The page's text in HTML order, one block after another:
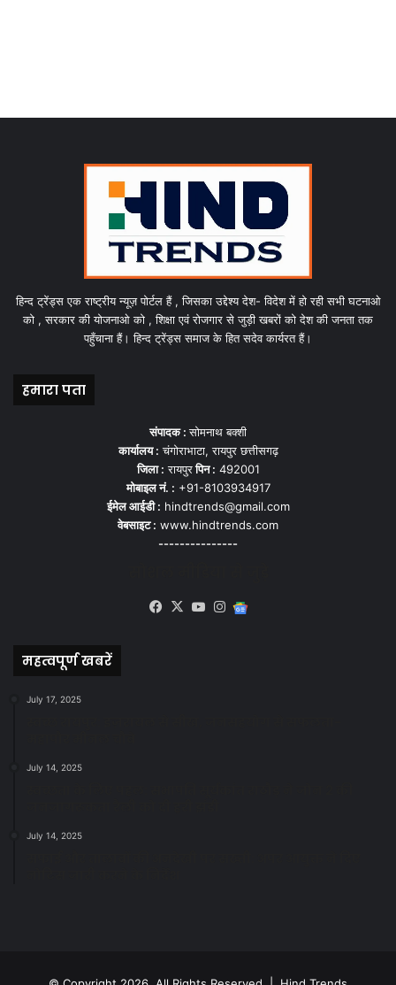
हिन्द ट्रेंड्स एक राष्ट्रीय न्यूज़ पोर्टल हैं , जिसका उद्देश्य देश- विदेश में हो रही सभी घटनाओ
को , सरकार की योजनाओ को , शिक्षा एवं रोजगार से जुड़ी खबरों को देश की जनता तक
पहुँचाना हैं। हिन्द ट्रेंड्स समाज के हित सदेव कार्यरत हैं।
हमारा पता
संपादक :सोमनाथ बक्शी
कार्यालय : चंगोराभाटा, रायपुर छत्तीसगढ़
जिला : रायपुरपिन : 492001
मोबाइल नं. : +91-8103934917
ईमेल आईडी : hindtrends@gmail.com
वेबसाइट : www.hindtrends.com
---------------
Facebook
X YouTubeInstagram
महत्वपूर्ण खबरें
July 17, 2025
July 14, 2025
July 14, 2025